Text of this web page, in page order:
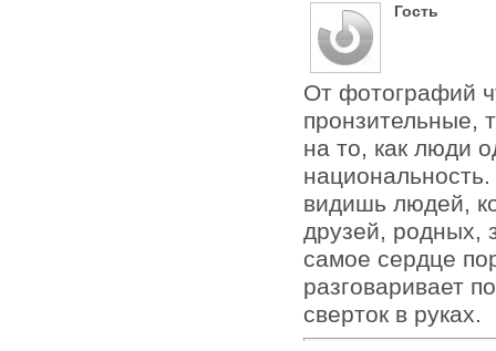
Гость
От фотографий
пронзительные,
на то, как люди
видишь людей,
друзей, родных,
самое сердце
разговаривает
сверток в руках.